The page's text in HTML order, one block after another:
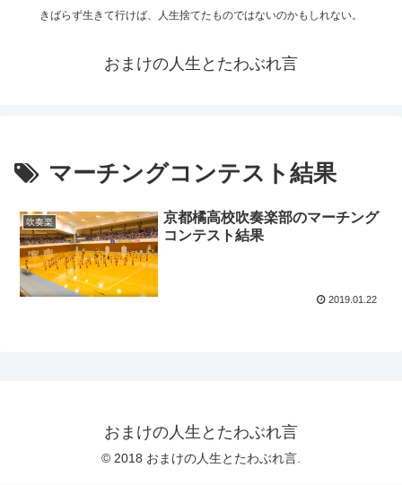
きばらず生きて行けば、人生捨てたものではないのかもしれない。
おまけの人生とたわぶれ言
マーチングコンテスト結果
吹奏楽
京都橘高校吹奏楽部のマーチング
コンテスト結果
2019.01.22
おまけの人生とたわぶれ言
© 2018 おまけの人生とたわぶれ言.